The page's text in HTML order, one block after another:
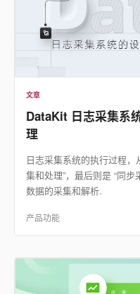
文章
DataKit 日志采集系
理
日志采集系统的执行过程，
集和处理”，最后则是 “同
数据的采集和解析.
产品功能